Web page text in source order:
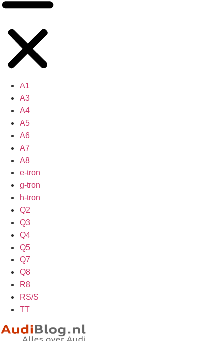
A1
A3
A4
A5
A6
A7
A8
e-tron
g-tron
h-tron
Q2
Q3
Q4
Q5
Q7
Q8
R8
RS/S
TT